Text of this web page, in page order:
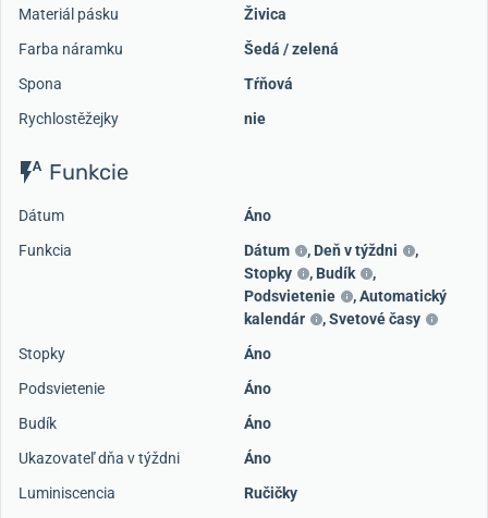
Materiál pásku
Živica
Farba náramku
Šedá / zelená
Spona
Tŕňová
Rychlostěžejky
nie
Funkcie
Dátum
Áno
Funkcia
Dátum , Deň v týždni
,
Stopky
, Budík
,
Podsvietenie
,Automatický
kalendár
,Svetové časy
Stopky
Áno
Podsvietenie
Áno
Budík
Áno
Ukazovateľ dňa v týždni
Áno
Luminiscencia
Ručičky